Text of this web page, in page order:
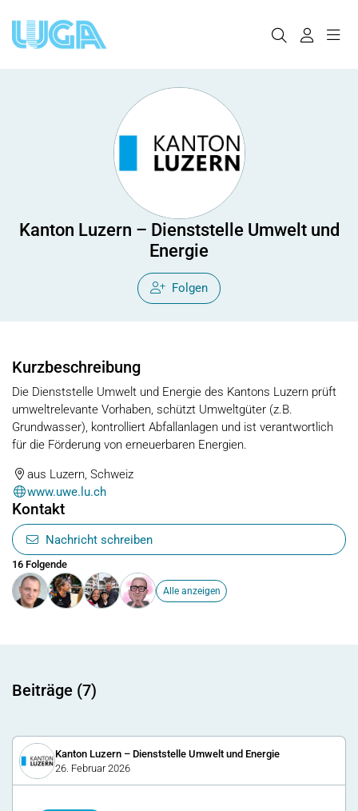
Kanton Luzern – Dienststelle Umwelt und
Energie
Folgen
Kurzbeschreibung
Die Dienststelle Umwelt und Energie des Kantons Luzern prüft
umweltrelevante Vorhaben, schützt Umweltgüter (z.B.
Grundwasser), kontrolliert Abfallanlagen und ist verantwortlich
für die Förderung von erneuerbaren Energien.
aus Luzern, Schweiz
www.uwe.lu.ch
Kontakt
Nachricht schreiben
16 Folgende
Alle anzeigen
Beiträge (7)
Kanton Luzern – Dienststelle Umwelt und Energie
26. Februar 2026